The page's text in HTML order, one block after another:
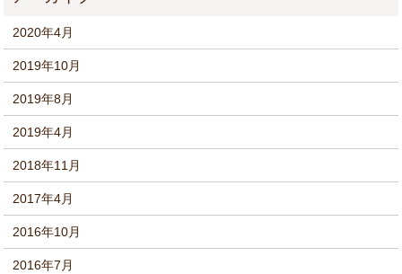
2020年4月
2019年10月
2019年8月
2019年4月
2018年11月
2017年4月
2016年10月
2016年7月